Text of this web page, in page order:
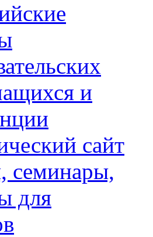
и
сайт
семинары,
для